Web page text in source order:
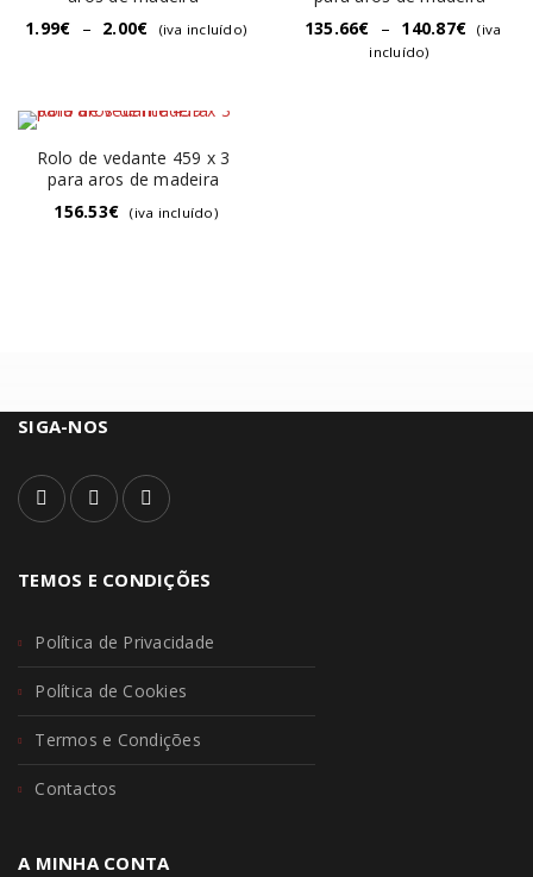
1.99€ – 2.00€ (iva incluído)
135.66€ – 140.87€
(iva
incluído)
Rolo de vedante 459 x 3
para aros de madeira
156.53€ (iva incluído)
SIGA-NOS
TEMOS E CONDIÇÕES
Política de Privacidade
Política de Cookies
Termos e Condições
Contactos
A MINHA CONTA